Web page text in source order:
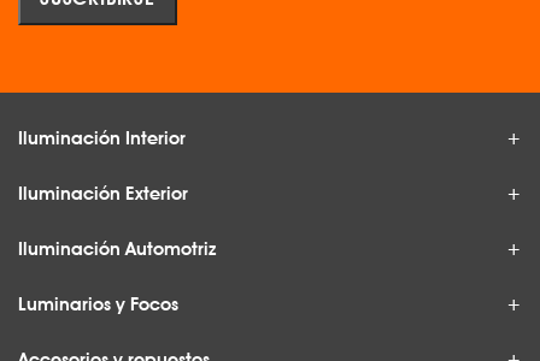
Iluminación Interior
Iluminación Exterior
Iluminación Automotriz
Luminarios y Focos